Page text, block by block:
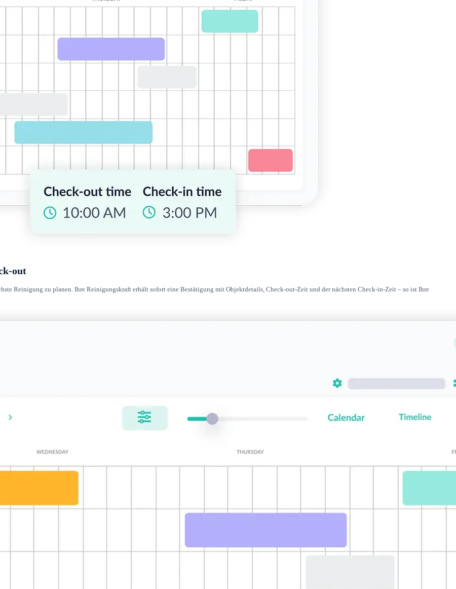
out
Reinigung zu planen. Ihre Reinigungskraft erhält sofort eine Bestätigung mit Objektdetails, Check-out-Zeit und der nächsten Check-in-Zeit – so ist Ihre